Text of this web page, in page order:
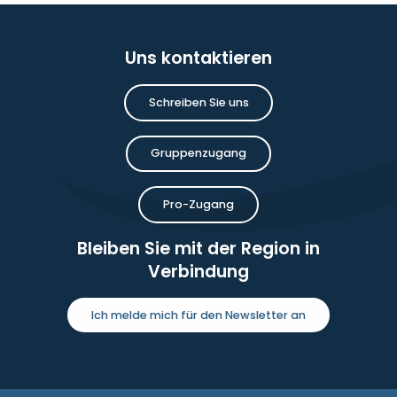
Uns kontaktieren
Schreiben Sie uns
Gruppenzugang
Pro-Zugang
Bleiben Sie mit der Region in
Verbindung
Ich melde mich für den Newsletter an